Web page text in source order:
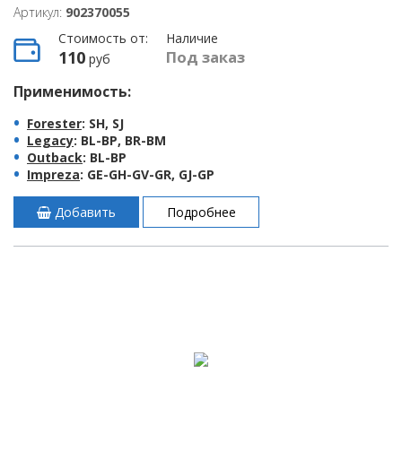
Артикул: 902370055
Стоимость от:
110 руб
Наличие
Под заказ
Применимость:
Forester: SH, SJ
Legacy: BL-BP, BR-BM
Outback: BL-BP
Impreza: GE-GH-GV-GR, GJ-GP
Добавить Подробнее